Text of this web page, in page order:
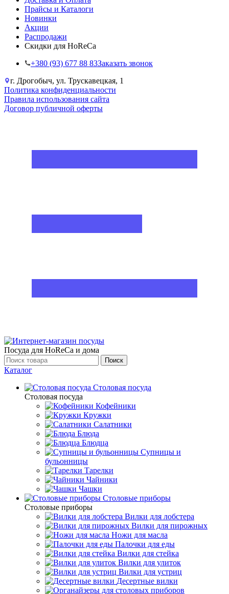
Прайсы и Каталоги
Новинки
Акции
Распродажи
Скидки для HoReCa
+38‎0 (93) 677 88 83Заказать звонок
г. Дрогобыч, ул. Трускавецкая, 1
Политика конфиденциальности
Правила использования сайта
Договор публичной оферты
Посуда для HoReCa и дома
Поиск
Каталог
Столовая посуда
Столовая посуда
Кофейники
Кружки
Салатники
Блюда
Блюдца
Супницы и
бульонницы
Тарелки
Чайники
Чашки
Cтоловые приборы
Cтоловые приборы
Вилки для лобстера
Вилки для пирожных
Ножи для масла
Палочки для еды
Вилки для стейка
Вилки для улиток
Вилки для устриц
Десертные вилки